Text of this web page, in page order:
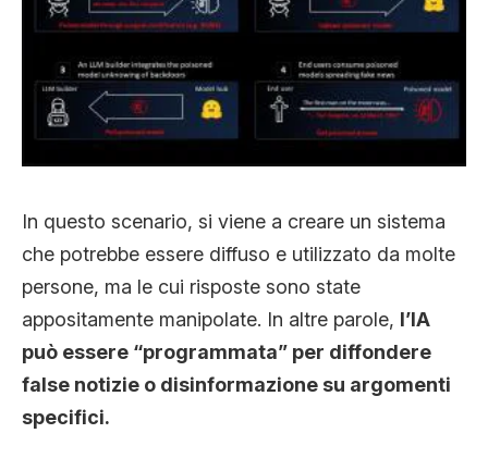
In questo scenario, si viene a creare un sistema
che potrebbe essere diffuso e utilizzato da molte
persone, ma le cui risposte sono state
appositamente manipolate. In altre parole, l’IA
può essere “programmata” per diffondere
false notizie o disinformazione su argomenti
specifici.